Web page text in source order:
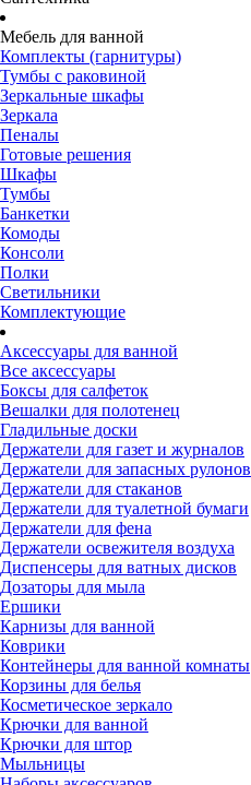
Мебель для ванной
Комплекты (гарнитуры)
Тумбы с раковиной
Зеркальные шкафы
Зеркала
Пеналы
Готовые решения
Шкафы
Тумбы
Банкетки
Комоды
Консоли
Полки
Светильники
Комплектующие
Аксессуары для ванной
Все аксессуары
Боксы для салфеток
Вешалки для полотенец
Гладильные доски
Держатели для газет и журналов
Держатели для запасных рулонов
Держатели для стаканов
Держатели для туалетной бумаги
Держатели для фена
Держатели освежителя воздуха
Диспенсеры для ватных дисков
Дозаторы для мыла
Ершики
Карнизы для ванной
Коврики
Контейнеры для ванной комнаты
Корзины для белья
Косметическое зеркало
Крючки для ванной
Крючки для штор
Мыльницы